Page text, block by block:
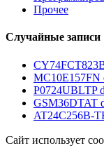
Прочее
Случайные записи
MC10E157FN
P0724UBLTP
GSM36DTAT
AT24C256B-
Сайт использует